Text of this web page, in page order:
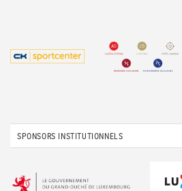
SPONSORS INSTITUTIONNELS